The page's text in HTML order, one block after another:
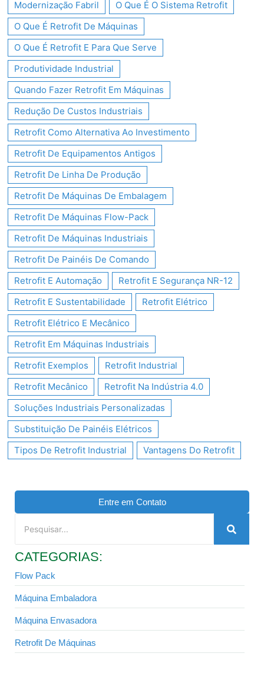
Modernização Fabril
O Que É O Sistema Retrofit
O Que É Retrofit De Máquinas
O Que É Retrofit E Para Que Serve
Produtividade Industrial
Quando Fazer Retrofit Em Máquinas
Redução De Custos Industriais
Retrofit Como Alternativa Ao Investimento
Retrofit De Equipamentos Antigos
Retrofit De Linha De Produção
Retrofit De Máquinas De Embalagem
Retrofit De Máquinas Flow-Pack
Retrofit De Máquinas Industriais
Retrofit De Painéis De Comando
Retrofit E Automação
Retrofit E Segurança NR-12
Retrofit E Sustentabilidade
Retrofit Elétrico
Retrofit Elétrico E Mecânico
Retrofit Em Máquinas Industriais
Retrofit Exemplos
Retrofit Industrial
Retrofit Mecânico
Retrofit Na Indústria 4.0
Soluções Industriais Personalizadas
Substituição De Painéis Elétricos
Tipos De Retrofit Industrial
Vantagens Do Retrofit
Entre em Contato
CATEGORIAS:
Flow Pack
Máquina Embaladora
Máquina Envasadora
Retrofit De Máquinas